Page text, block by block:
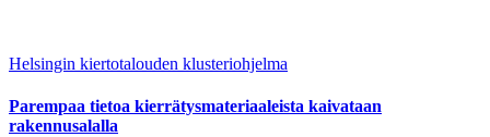
Helsingin kiertotalouden klusteriohjelma
Parempaa tietoa kierrätysmateriaaleista kaivataan
rakennusalalla